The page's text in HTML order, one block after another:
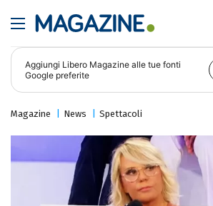
Aggiungi Libero Magazine alle tue fonti
Google preferite
Magazine News Spettacoli